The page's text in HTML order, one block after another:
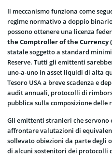
Il meccanismo funziona come
regime normativo a doppio
possono ottenere una licenza
the Comptroller of the Currency
statale soggetto a standard
Reserve. Tutti gli emittenti
uno-a-uno in asset liquidi di alta
Tesoro USA a breve scadenza e
audit annuali, protocolli di
pubblica sulla composizione delle
Gli emittenti stranieri che
affrontare valutazioni di
sollevato obiezioni da parte degli
di alcuni sostenitori dei protocolli